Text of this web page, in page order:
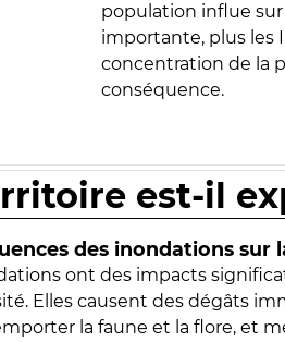
population influe sur
importante, plus les
concentration de la
conséquence.
est-il
des inondations sur
ont des impacts
Elles causent des dégâts
la faune et la flore, et